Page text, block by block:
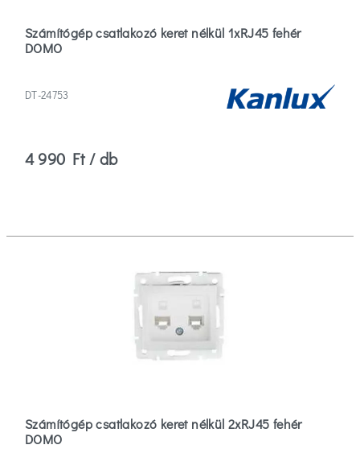
Számítógép csatlakozó keret nélkül 1xRJ45 fehér
DOMO
DT-24753
4 990 Ft / db
Számítógép csatlakozó keret nélkül 2xRJ45 fehér
DOMO